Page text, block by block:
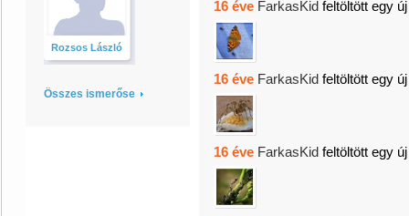
Rozsos László
Összes ismerőse
16 éve FarkasKid feltöltött egy
16 éve FarkasKid feltöltött egy
16 éve FarkasKid feltöltött egy